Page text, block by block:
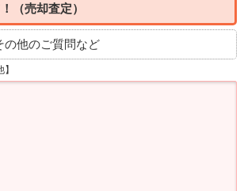
（売却査定）
の他のご質問など